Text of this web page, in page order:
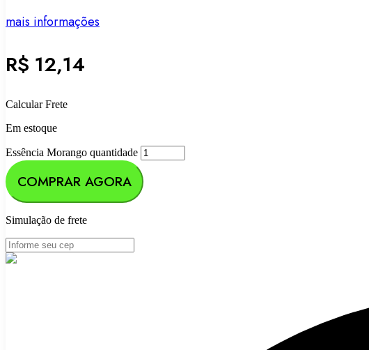
mais informações
R$ 12,14
Calcular Frete
Em estoque
Essência Morango quantidade
COMPRAR AGORA
Simulação de frete